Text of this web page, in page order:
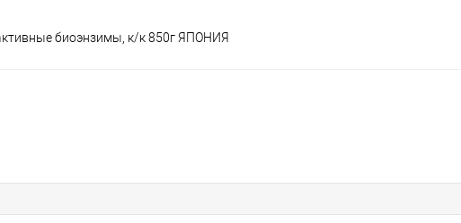
биоэнзимы, к/к 850г ЯПОНИЯ